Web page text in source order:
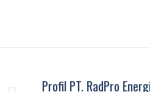
Profil PT. RadPro